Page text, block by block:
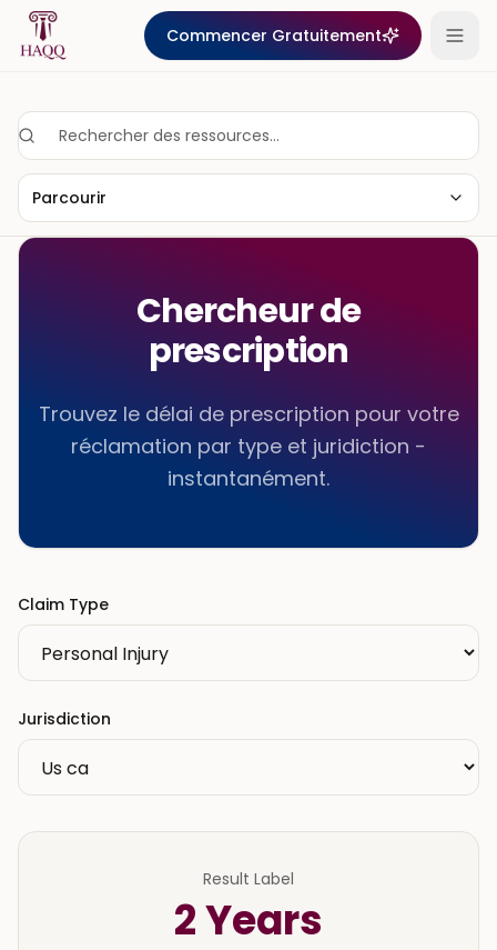
Skip to content
Commencer Gratuitement
Parcourir
Chercheur de
prescription
Trouvez le délai de prescription pour votre
réclamation par type et juridiction -
instantanément.
Claim Type
Jurisdiction
Result Label
2Years